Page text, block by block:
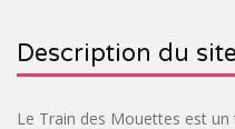
SPIRITOURISME
TOURISTIQUES
PARCS
Description du site
Le Train des Mouettes est